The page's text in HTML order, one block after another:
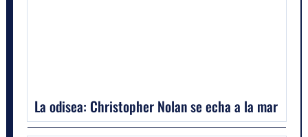
La odisea: Christopher Nolan se echa a la mar